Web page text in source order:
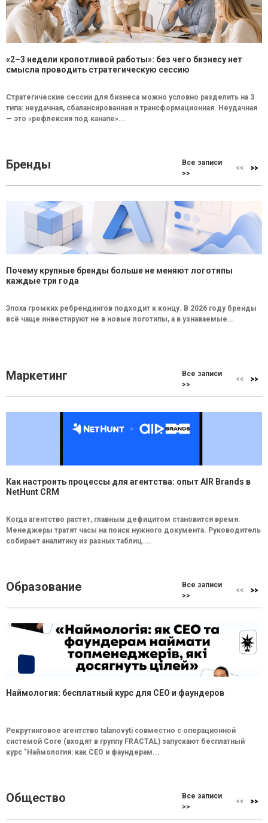
«2–3 недели кропотливой работы»: без чего бизнесу нет
смысла проводить стратегическую сессию
Стратегические сессии для бизнеса можно условно разделить на 3
типа: неудачная, сбалансированная и трансформационная. Неудачная
— это «рефлексия под канапе»...
Бренды
Все записи
>>
Почему крупные бренды больше не меняют логотипы
каждые три года
Эпоха громких ребрендингов подходит к концу. В 2026 году бренды
всё чаще инвестируют не в новые логотипы, а в узнаваемые...
Маркетинг
Все записи
>>
Как настроить процессы для агентства: опыт AIR Brands в
NetHunt CRM
Когда агентство растет, главным дефицитом становится время.
Менеджеры тратят часы на поиск нужного документа. Руководитель
собирает аналитику из разных таблиц....
Образование
Все записи
>>
Наймология: бесплатный курс для CEO и фаундеров
Рекрутинговое агентство talanovyti совместно с операционной
системой Core (входят в группу FRACTAL) запускают бесплатный
курс "Наймология: как СEO и фаундерам...
Общество
Все записи
>>